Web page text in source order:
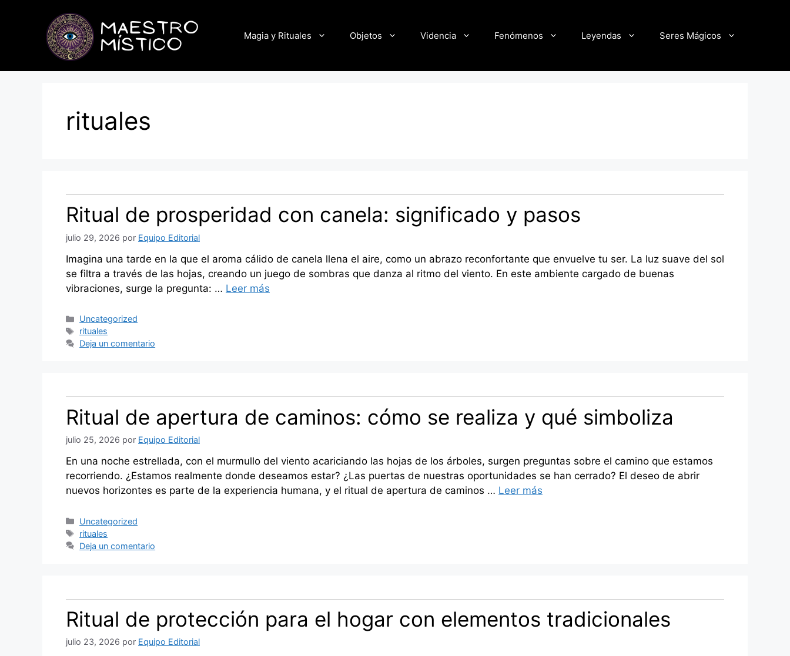
contenido
Magia y Rituales Objetos Videncia Fenómenos Leyendas Seres Mágicos
rituales
Ritual de prosperidad con canela: significado y pasos
julio 29, 2026 por Equipo Editorial
Imagina una tarde en la que el aroma cálido de canela llena el aire, como un abrazo reconfortante que envuelve tu ser. La luz suave del sol
se filtra a través de las hojas, creando un juego de sombras que danza al ritmo del viento. En este ambiente cargado de buenas
vibraciones, surge la pregunta: … Leer más
Categorías
Uncategorized
Etiquetas
rituales
Deja un comentario
Ritual de apertura de caminos: cómo se realiza y qué simboliza
julio 25, 2026 por Equipo Editorial
En una noche estrellada, con el murmullo del viento acariciando las hojas de los árboles, surgen preguntas sobre el camino que estamos
recorriendo. ¿Estamos realmente donde deseamos estar? ¿Las puertas de nuestras oportunidades se han cerrado? El deseo de abrir
nuevos horizontes es parte de la experiencia humana, y el ritual de apertura de caminos … Leer más
Categorías
Uncategorized
Etiquetas
rituales
Deja un comentario
Ritual de protección para el hogar con elementos tradicionales
julio 23, 2026 por Equipo Editorial